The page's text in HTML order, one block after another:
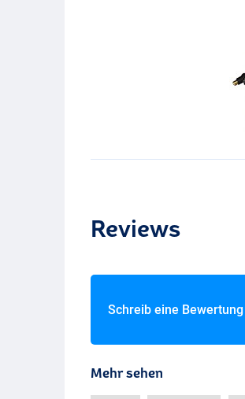
Reviews
Schreib eine
Mehr sehen